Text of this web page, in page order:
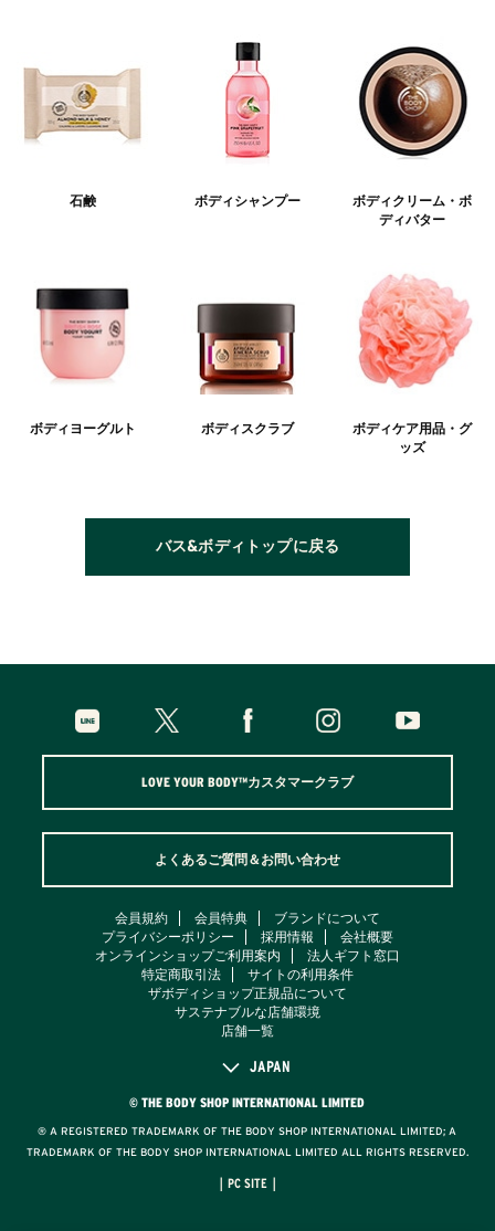
石鹸 ボディシャンプー
ボディクリーム・ボ
ディバター
ボディヨーグルト ボディスクラブ
ボディケア用品・グ
ッズ
バス&ボディトップに戻る
LOVE YOUR BODY™カスタマークラブ
よくあるご質問＆お問い合わせ
会員規約 会員特典
ブランドについて
プライバシーポリシー
採用情報
会社概要
オンラインショップご利用案内
法人ギフト窓口
特定商取引法
サイトの利用条件
ザボディショップ正規品について
サステナブルな店舗環境
店舗一覧
JAPAN
© THE BODY SHOP INTERNATIONAL LIMITED
® A REGISTERED TRADEMARK OF THE BODY SHOP INTERNATIONAL LIMITED; A
TRADEMARK OF THE BODY SHOP INTERNATIONAL LIMITED ALL RIGHTS RESERVED.
｜PC SITE｜